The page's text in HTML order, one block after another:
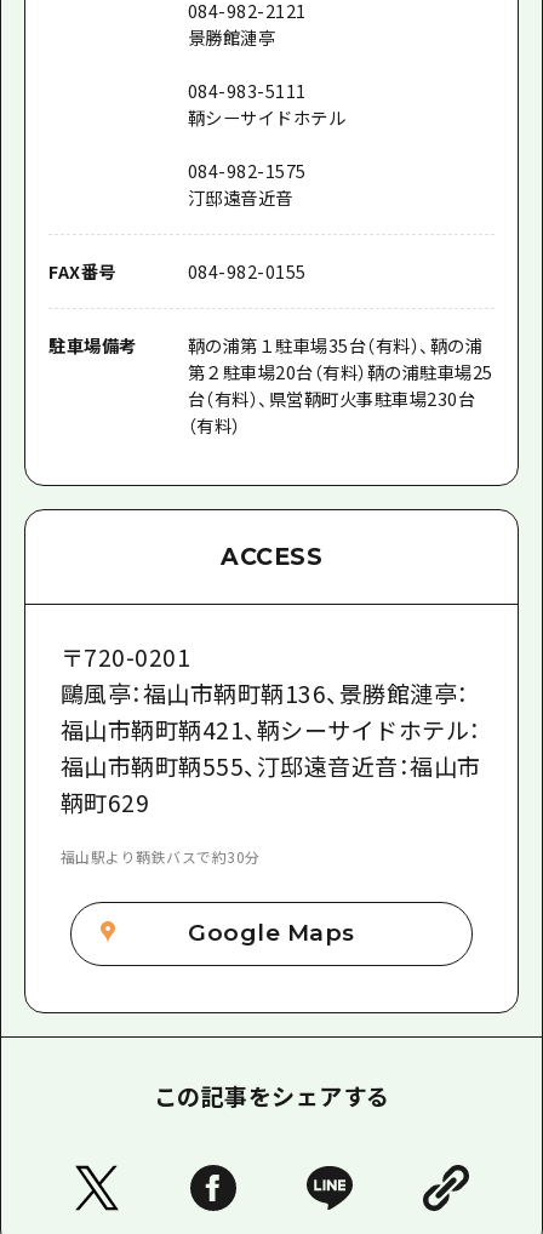
084-982-2121
景勝館漣亭
084-983-5111
鞆シーサイドホテル
084-982-1575
汀邸遠音近音
FAX番号 084-982-0155
駐車場備考
鞆の浦第１駐車場35台（有料）、鞆の浦
第２駐車場20台（有料）鞆の浦駐車場25
台（有料）、県営鞆町火事駐車場230台
（有料）
ACCESS
〒720-0201
鷗風亭：福山市鞆町鞆136、景勝館漣亭：
福山市鞆町鞆421、鞆シーサイドホテル：
福山市鞆町鞆555、汀邸遠音近音：福山市
鞆町629
福山駅より鞆鉄バスで約30分
Google Maps
この記事をシェアする